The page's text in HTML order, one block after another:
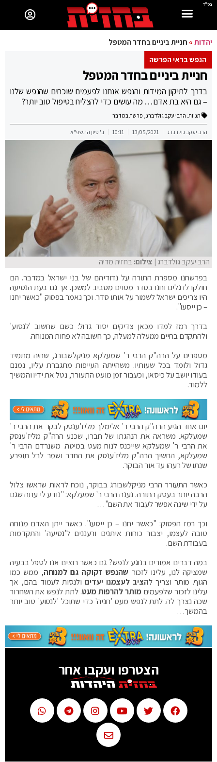
בס"ד
יהדות» חניית ביניים בחדר המטפל
הנפש בראי הפרשה
חניית ביניים בחדר המטפל
בדרך לתיקון המידות והנפש אנחנו לפעמים שוכחים שהנפש שלנו
– גם היא בת אדם… מה עושים כדי להצליח בטיפול טוב יותר?
תגיות: הרב יעקב גולדברג, פרשת במדבר
הרב יעקב גולדברג 13/05/2021
10:11 ב' סיון התשפ"א
הרב יעקב גולדברג | צילום: בחזית מדיה
בפרשתנו מספרת התורה על נדודיהם של בני ישראל במדבר. הם
חולקו לדגלים וחנו בסדר מסוים מסביב למשכן. אך גם בעת הנסיעה
היו צריכים ישראל לשמור על אותו סדר. וכך נאמר בפסוק "כאשר יחנו
– כן ייסעו".
בדרך רמז למדו מכאן צדיקים יסוד גדול: כשם שחשוב 'לנסוע'
ולהתקדם בחיים ממעלה למעלה, כך חשובה לא פחות המנוחה.
מספרים על הרה"ק הרבי ר' שמעלקא מניקלשבורג, שהיה מתמיד
גדול ולומד בכל שעותיו. משהייתה העייפות מתגברת עליו, נמנם
בעודו יושב על כיסאו, וכעבור זמן מועט התעורר, נטל את ידיו והמשיך
ללמוד.
יום אחד הגיע הרה"ק הרבי ר' אלימלך מליז'ענסק לבקר את הרבי ר'
שמעלקא. משראה את הנהגתו של חברו, שכנע הרה"ק מליז'ענסק
את הרבי ר' שמעלקא שייכנס לנוח מעט במיטה. משנרדם הרבי ר'
שמעלקא, החשיך הרה"ק מליז'ענסק את החדר ושמר לבל תופרע
שנתו של רעהו עד אור הבוקר.
כאשר התעורר הרבי מניקלשבורג בבוקר, נוכח לראות שראשו צלול
הרבה יותר בעסק התורה. נענה הרבי ר' שמעלקא: "נודע לי עתה שגם
על ידי שינה אפשר לעבוד את השם"…
וכך רמז הפסוק: "כאשר יחנו – כן ייסעו". כאשר ייתן האדם מנוחה
טובה לעצמו, יצבור כוחות איתנים ורעננים ל'נסיעה' והתקדמות
בעבודת השם.
במה דברים אמורים בנוגע לנפש? גם כאשר רוצים אנו לטפל בבעיה
שמציקה לנו, עלינו לזכור שהנפש זקוקה גם למנוחה, ממש כמו
הגוף. מותר וצריך להציב לעצמנו יעדים ולנסות לעמוד בהם, אך
עלינו לזכור שלפעמיםמותר להרפות מעט. לתת לנפש את השחרור
שכה נצרך לה. לתת לנפש מעט 'חניה' כדי שתוכל 'לנסוע' טוב יותר
בהמשך…
הצטרפו ועקבו אחר